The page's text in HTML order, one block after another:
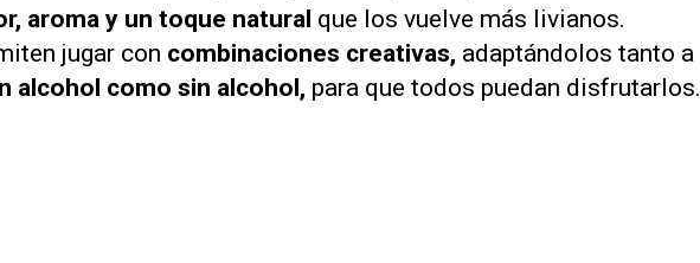
aroma y un toque natural que los vuelve más livianos.
jugar con combinaciones creativas, adaptándolos tanto a
alcohol como sin alcohol, para que todos puedan disfrutarlos.